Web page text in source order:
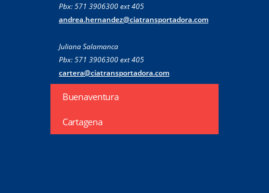
Pbx: 571 3906300 ext 405
andrea.hernandez@ciatransportadora.com
Juliana Salamanca
Pbx: 571 3906300 ext 405
cartera@ciatransportadora.com
Buenaventura
Cartagena